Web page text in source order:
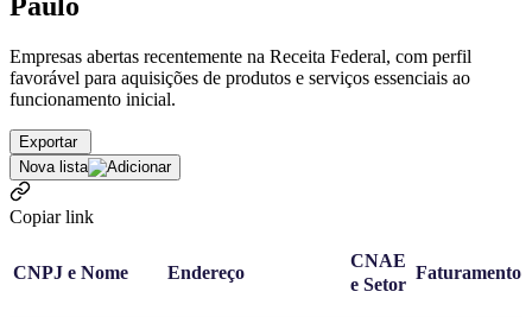
Paulo
Empresas abertas recentemente na Receita Federal, com perfil
favorável para aquisições de produtos e serviços essenciais ao
funcionamento inicial.
Exportar
Nova lista
Copiar link
CNPJ e Nome Endereço
CNAE
e Setor
Faturamento